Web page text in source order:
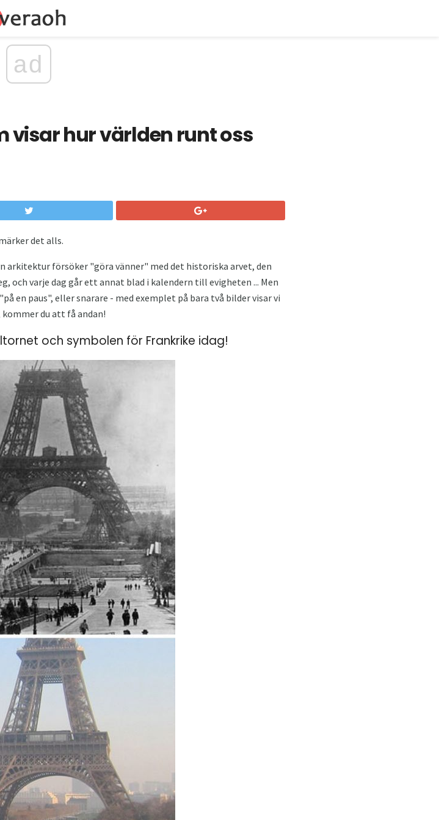
ad
visar hur världen runt oss
det alls.
försöker "göra vänner" med det historiska arvet, den
varje dag går ett annat blad i kalendern till evigheten ... Men
en paus", eller snarare - med exemplet på bara två bilder visar vi
du att få andan!
och symbolen för Frankrike idag!